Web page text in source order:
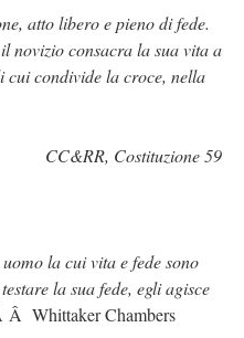
atto libero e pieno di fede.
novizio consacra la sua vita a
condivide la croce, nella
CC&RR, Costituzione 59
la cui vita e fede sono
la sua fede, egli agisce
Whittaker Chambers